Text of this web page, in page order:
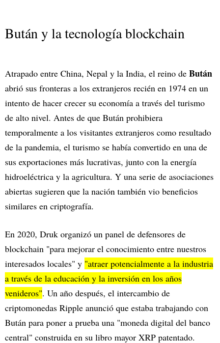
Bután y la tecnología blockchain
Atrapado entre China, Nepal y la India, el reino de Bután
abrió sus fronteras a los extranjeros recién en 1974 en un
intento de hacer crecer su economía a través del turismo
de alto nivel. Antes de que Bután prohibiera
temporalmente a los visitantes extranjeros como resultado
de la pandemia, el turismo se había convertido en una de
sus exportaciones más lucrativas, junto con la energía
hidroeléctrica y la agricultura. Y una serie de asociaciones
abiertas sugieren que la nación también vio beneficios
similares en criptografía.
En 2020, Druk organizó un panel de defensores de
blockchain "para mejorar el conocimiento entre nuestros
interesados locales" y "atraer potencialmente a la industria
a través de la educación y la inversión en los años
venideros". Un año después, el intercambio de
criptomonedas Ripple anunció que estaba trabajando con
Bután para poner a prueba una "moneda digital del banco
central" construida en su libro mayor XRP patentado.